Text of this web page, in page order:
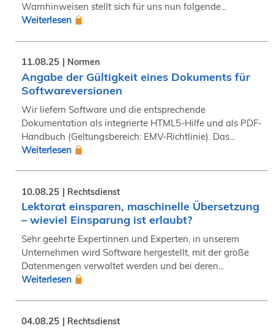
Warnhinweisen stellt sich für uns nun folgende...
Weiterlesen
11.08.25 Normen
Angabe der Gültigkeit eines Dokuments für
Softwareversionen
Wir liefern Software und die entsprechende
Dokumentation als integrierte HTML5-Hilfe und als PDF-
Handbuch (Geltungsbereich: EMV-Richtlinie). Das...
Weiterlesen
10.08.25 Rechtsdienst
Lektorat einsparen, maschinelle Übersetzung
– wieviel Einsparung ist erlaubt?
Sehr geehrte Expertinnen und Experten, in unserem
Unternehmen wird Software hergestellt, mit der große
Datenmengen verwaltet werden und bei deren...
Weiterlesen
04.08.25 Rechtsdienst